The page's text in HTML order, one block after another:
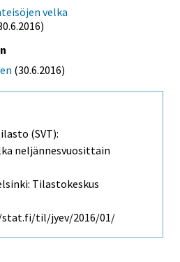
velka
(30.6.2016)
(SVT):
neljännesvuosittain
Tilastokeskus
til/jyev/2016/01/